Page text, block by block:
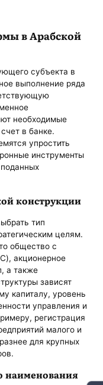
в Арабской
субъекта в
выполнение ряда
необходимые
в банке.
упростить
инструменты
конструкции
тип
целям.
общество с
акционерное
а также
зависят
капиталу, уровень
управления и
регистрация
малого и
для крупных
наименования